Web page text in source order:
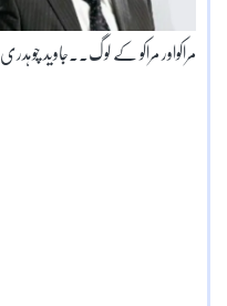
مراکواور مراکو کے لوگ۔۔جاوید چوہدری